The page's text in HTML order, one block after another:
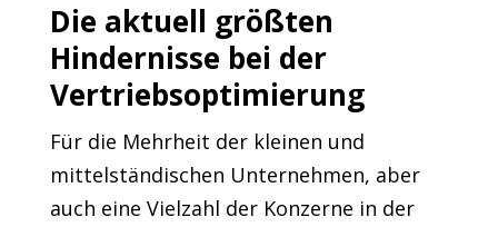
Die aktuell größten
Hindernisse bei der
Vertriebsoptimierung
Für die Mehrheit der kleinen und
mittelständischen Unternehmen, aber
auch eine Vielzahl der Konzerne in der